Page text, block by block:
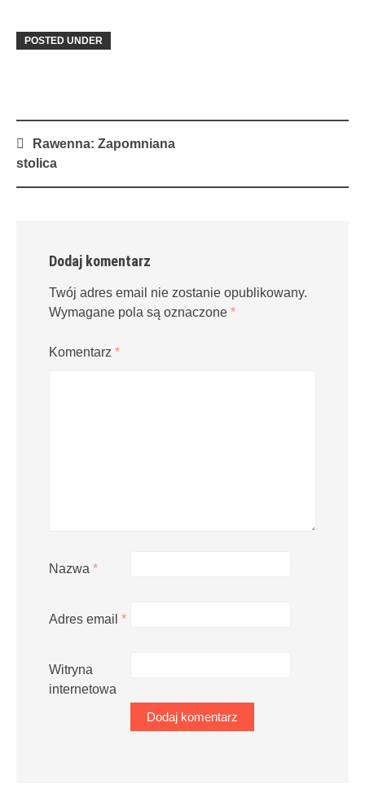
POSTED UNDER
Post
navigation
Rawenna: Zapomniana
stolica
Dodaj komentarz
Twój adres email nie zostanie opublikowany.
Wymagane pola są oznaczone *
Komentarz *
Nazwa *
Adres email *
Witryna
internetowa